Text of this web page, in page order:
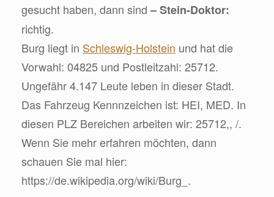
gesucht haben, dann sind– Stein-Doktor:
richtig.
Burg liegt in Schleswig-Holstein und hat die
Vorwahl: 04825 und Postleitzahl: 25712.
Ungefähr 4.147 Leute leben in dieser Stadt.
Das Fahrzeug Kennnzeichen ist: HEI, MED. In
diesen PLZ Bereichen arbeiten wir: 25712,, /.
Wenn Sie mehr erfahren möchten, dann
schauen Sie mal hier:
https://de.wikipedia.org/wiki/Burg_.